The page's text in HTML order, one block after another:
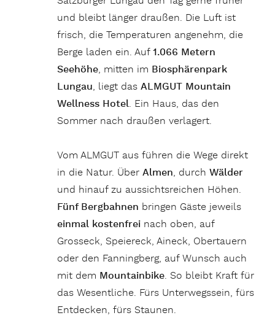
und bleibt länger draußen. Die Luft ist
frisch, die Temperaturen angenehm, die
Berge laden ein. Auf1.066 Metern
Seehöhe, mitten im Biosphärenpark
Lungau, liegt dasALMGUT Mountain
Wellness Hotel. Ein Haus, das den
Sommer nach draußen verlagert.
Vom ALMGUT aus führen die Wege direkt
in die Natur. ÜberAlmen, durchWälder
und hinauf zu aussichtsreichen Höhen.
Fünf Bergbahnen bringen Gäste jeweils
einmal kostenfrei nach oben, auf
Grosseck, Speiereck, Aineck, Obertauern
oder den Fanningberg, auf Wunsch auch
mit dem Mountainbike. So bleibt Kraft für
das Wesentliche. Fürs Unterwegssein, fürs
Entdecken, fürs Staunen.